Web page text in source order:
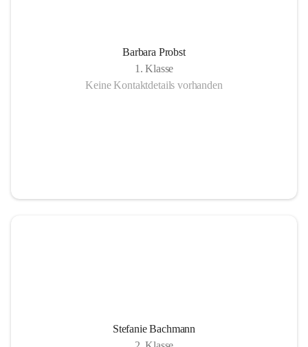
Barbara Probst
1. Klasse
Keine Kontaktdetails vorhanden
Stefanie Bachmann